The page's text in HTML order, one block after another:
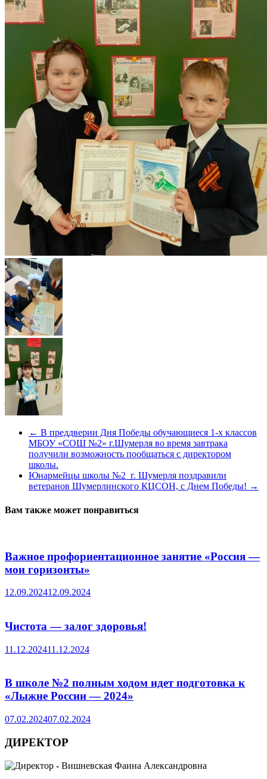
← В преддверии Дня Победы обучающиеся 1-х классов
МБОУ «СОШ №2» г.Шумерля во время завтрака
получили возможность пообщаться с директором
школы.
Юнармейцы школы №2 г. Шумерля поздравили
ветеранов Шумерлинского КЦСОН, с Днем Победы! →
Вам также может понравиться
Важное профориентационное занятие «Россия —
мои горизонты»
12.09.202412.09.2024
Чистота — залог здоровья!
11.12.202411.12.2024
В школе №2 полным ходом идет подготовка к
«Лыжне России — 2024»
07.02.202407.02.2024
ДИРЕКТОР